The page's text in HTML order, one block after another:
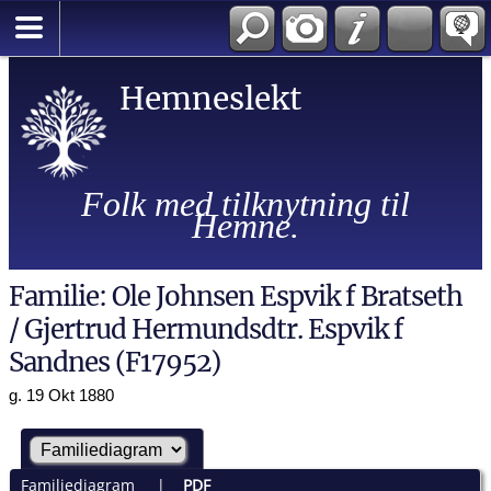
Hemneslekt
Folk med tilknytning til
Hemne.
Familie: Ole Johnsen Espvik f Bratseth
/ Gjertrud Hermundsdtr. Espvik f
Sandnes (F17952)
g. 19 Okt 1880
Familiediagram | PDF